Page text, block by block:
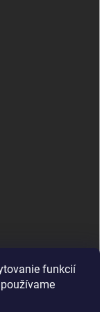
funkcií